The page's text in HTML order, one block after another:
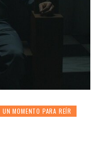
UN MOMENTO PARA REÍR